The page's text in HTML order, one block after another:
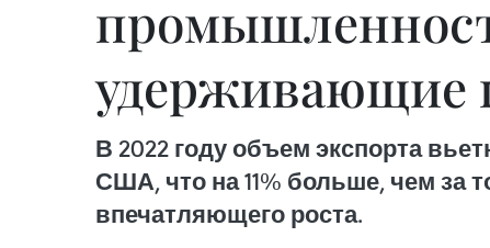
удерживающие
В 2022 году объем экспорта
США, что на 11% больше, чем за
впечатляющего роста.